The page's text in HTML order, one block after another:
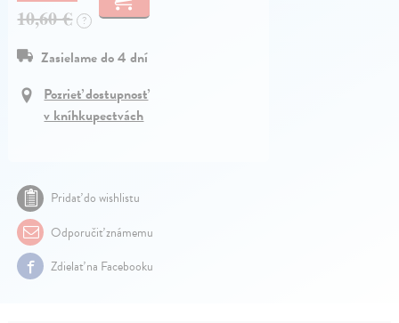
10,60 €
?
Zasielame do 4 dní
Pozrieť dostupnosť
v kníhkupectvách
Pridať do wishlistu
Odporučiť známemu
Zdielať na Facebooku